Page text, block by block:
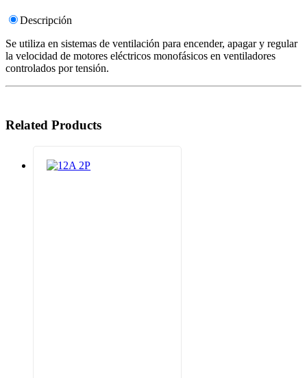
Descripción
Se utiliza en sistemas de ventilación para encender, apagar y regular
la velocidad de motores eléctricos monofásicos en ventiladores
controlados por tensión.
Related Products